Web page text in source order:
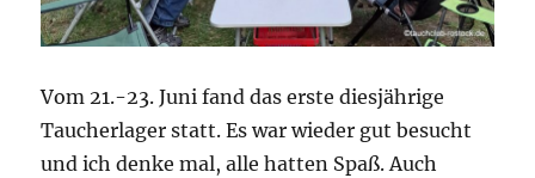
Vom 21.-23. Juni fand das erste diesjährige
Taucherlager statt. Es war wieder gut besucht
und ich denke mal, alle hatten Spaß. Auch